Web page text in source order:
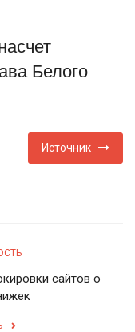
Белого
Источник
сайтов о